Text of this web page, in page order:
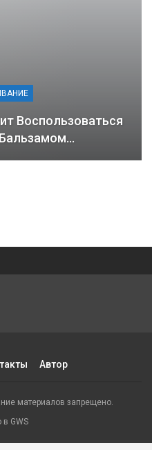
Воспользоваться
Автор
материалов запрещено.
GWS